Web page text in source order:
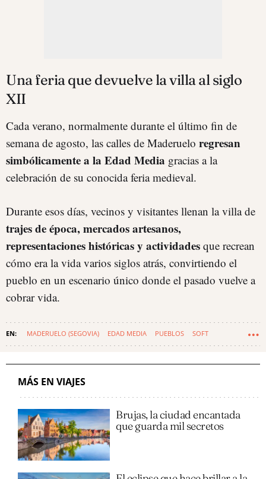
Una feria que devuelve la villa al siglo
XII
Cada verano, normalmente durante el último fin de
semana de agosto, las calles de Maderuelo regresan
simbólicamente a la Edad Media gracias a la
celebración de su conocida feria medieval.
Durante esos días, vecinos y visitantes llenan la villa de
trajes de época, mercados artesanos,
representaciones históricas y actividades que recrean
cómo era la vida varios siglos atrás, convirtiendo el
pueblo en un escenario único donde el pasado vuelve a
cobrar vida.
MADERUELO (SEGOVIA) EDAD MEDIA PUEBLOS SOFT
MÁS EN VIAJES
Brujas, la ciudad encantada
que guarda mil secretos